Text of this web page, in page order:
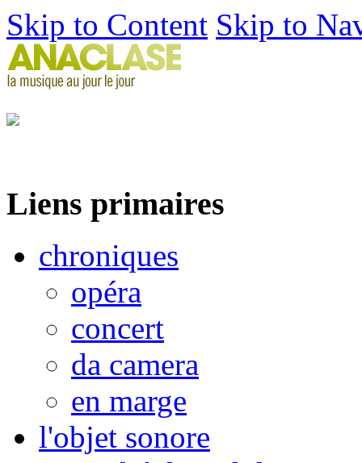
Skip to Content Skip to
Liens primaires
chroniques
opéra
concert
da camera
en marge
l'objet sonore